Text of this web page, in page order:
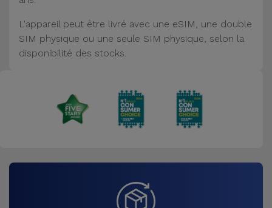
L'appareil peut être livré avec une eSIM, une double
SIM physique ou une seule SIM physique, selon la
disponibilité des stocks.